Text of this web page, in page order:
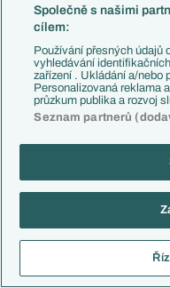
Sledovat komentáře mohou
NOVÝ KOMENTÁŘ
Komentáře mohou přidávat
na stránce. Nahlásit nelegální
Společně s našimi
cílem:
Používání přesných údajů
vyhledávání
zařízení . Ukládání a/nebo
Personalizovaná reklama
průzkum publika a rozvoj
Seznam partnerů